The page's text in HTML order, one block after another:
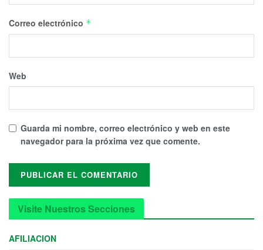
Correo electrónico *
Web
Guarda mi nombre, correo electrónico y web en este
navegador para la próxima vez que comente.
Visite Nuestros Secciones
AFILIACION